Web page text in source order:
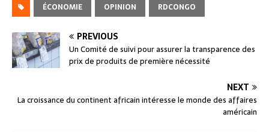
ÉCONOMIE OPINION RDCONGO
PREVIOUS
Un Comité de suivi pour assurer la transparence des
prix de produits de première nécessité
NEXT
La croissance du continent africain intéresse le monde des affaires
américain